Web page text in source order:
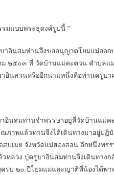
รมแบบพระธุดงค์รูปนี้ ”
าอินสมท่านจึงขออนุญาตโยมแม่ออ
๒๕๐๓ ที่ วัดบ้านแม่คะตวน ตำบลแ
อินสวนหรืออีกนามหนึ่งคือท่านครูบา
อินสมท่านจำพรรษาอยู่ที่วัดบ้านแม่
าพแล้วท่านจึงได้เดินทางมาอยู่ป
สบเมย จังหวัดแม่ฮ่องสอน อีกหนึ่งพ
วหลวง ปู่ครูบาอินสมท่านจึงเดินทาง
รบ ๒๐ ปีโยมแม่และญาติพี่น้องได้พ